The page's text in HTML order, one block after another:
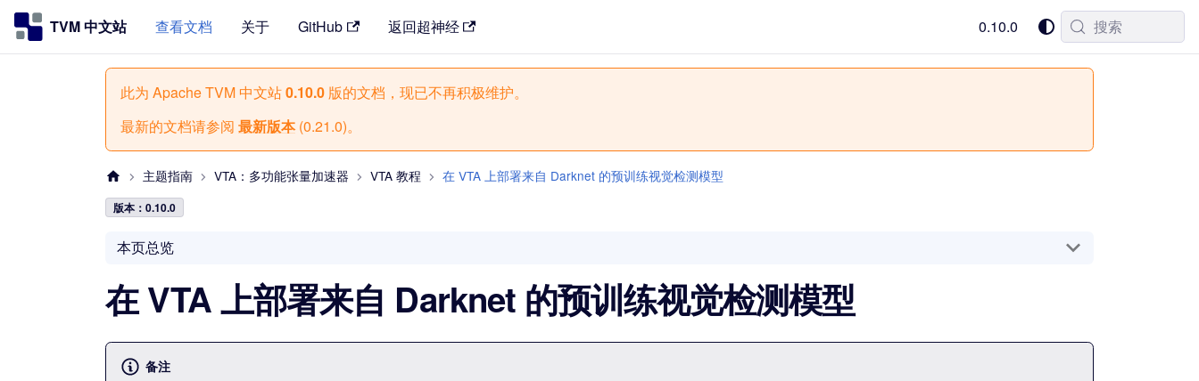
TVM 中文站 查看文档 关于 GitHub 返回超神经 0.10.0 搜索
此为 Apache TVM 中文站0.10.0 版的文档，现已不再积极维护。
最新的文档请参阅 最新版本(0.21.0)。
主题指南 VTA：多功能张量加速器 VTA 教程 在 VTA 上部署来自 Darknet 的预训练视觉检测模型
版本：0.10.0
本页总览
在 VTA 上部署来自 Darknet 的预训练视觉检测模型
备注